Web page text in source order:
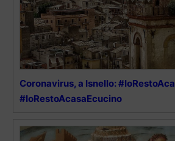
Coronavirus, a Isnello:
#IoRestoAcasaEcucino